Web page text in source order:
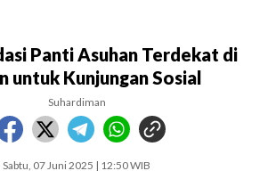
Panti Asuhan Terdekat di
untuk Kunjungan Sosial
Suhardiman
Sabtu, 07 Juni 2025 | 12:50 WIB